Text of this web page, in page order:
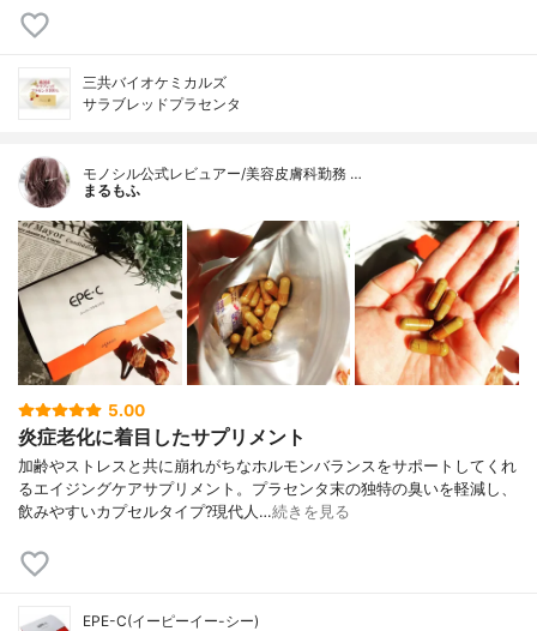
三共バイオケミカルズ
サラブレッドプラセンタ
モノシル公式レビュアー/美容皮膚科勤務 …
まるもふ
5.00
炎症老化に着目したサプリメント
加齢やストレスと共に崩れがちなホルモンバランスをサポートしてくれ
るエイジングケアサプリメント。プラセンタ末の独特の臭いを軽減し、
飲みやすいカプセルタイプ?現代人…続きを見る
EPE-C(イーピーイー-シー)